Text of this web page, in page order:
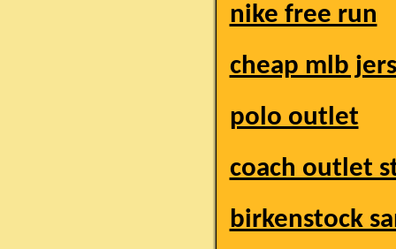
nike free run
cheap mlb
polo outlet
coach outlet
birkenstock